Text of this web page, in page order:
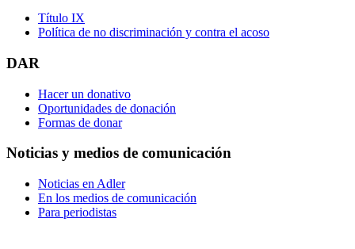
Título IX
Política de no discriminación y contra el acoso
DAR
Hacer un donativo
Oportunidades de donación
Formas de donar
Noticias y medios de comunicación
Noticias en Adler
En los medios de comunicación
Para periodistas